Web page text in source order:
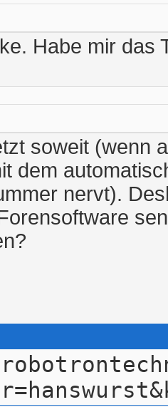
Habe mir das
soweit (wenn
dem
nervt).